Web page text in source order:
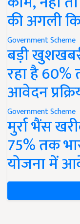
की अगली
Government Scheme
बड़ी
रहा है 60%
आवेदन
Government Scheme
मुर्रा भैंस
75% तक
योजना में